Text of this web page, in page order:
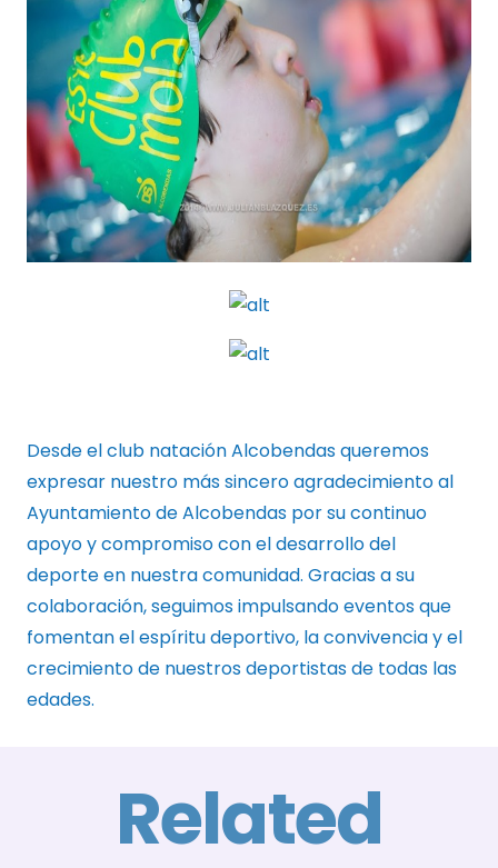
Desde el club natación Alcobendas queremos
expresar nuestro más sincero agradecimiento al
Ayuntamiento de Alcobendas por su continuo
apoyo y compromiso con el desarrollo del
deporte en nuestra comunidad. Gracias a su
colaboración, seguimos impulsando eventos que
fomentan el espíritu deportivo, la convivencia y el
crecimiento de nuestros deportistas de todas las
edades.
Related